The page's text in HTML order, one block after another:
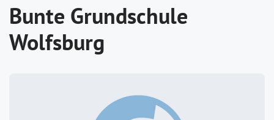
Bunte Grundschule
Wolfsburg